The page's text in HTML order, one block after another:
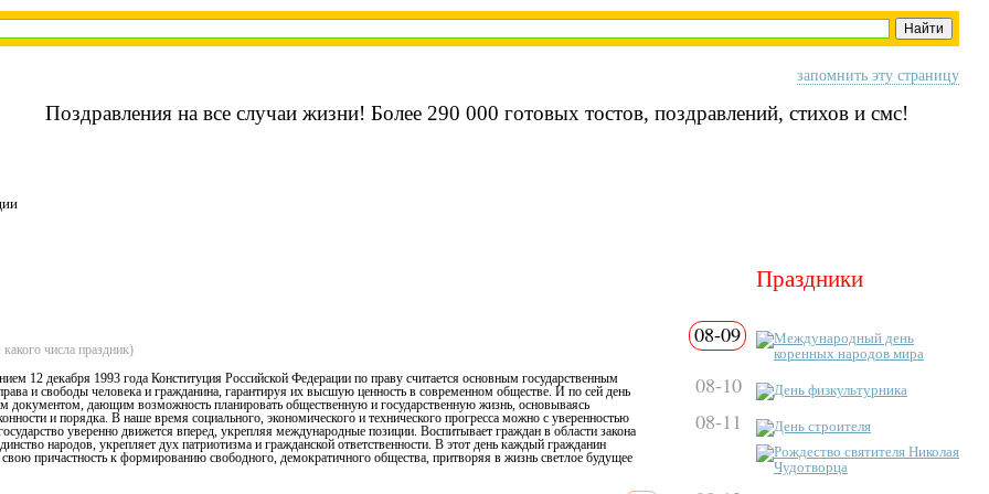
запомнить эту страницу
Поздравления на все случаи жизни! Более 290 000 готовых тостов, поздравлений, стихов и смс!
числа праздник)
12 декабря 1993 года Конституция Российской Федерации по праву считается основным государственным
и свободы человека и гражданина, гарантируя их высшую ценность в современном обществе. И по сей день
документом, дающим возможность планировать общественную и государственную жизнь, основываясь
и порядка. В наше время социального, экономического и технического прогресса можно с уверенностью
уверенно движется вперед, укрепляя международные позиции. Воспитывает граждан в области закона
народов, укрепляет дух патриотизма и гражданской ответственности. В этот день каждый гражданин
причастность к формированию свободного, демократичного общества, притворяя в жизнь светлое будущее
Праздники
08-09
Международный день
коренных народов мира
08-10 День физкультурника
08-11
День строителя
Рождество святителя Николая
Чудотворца